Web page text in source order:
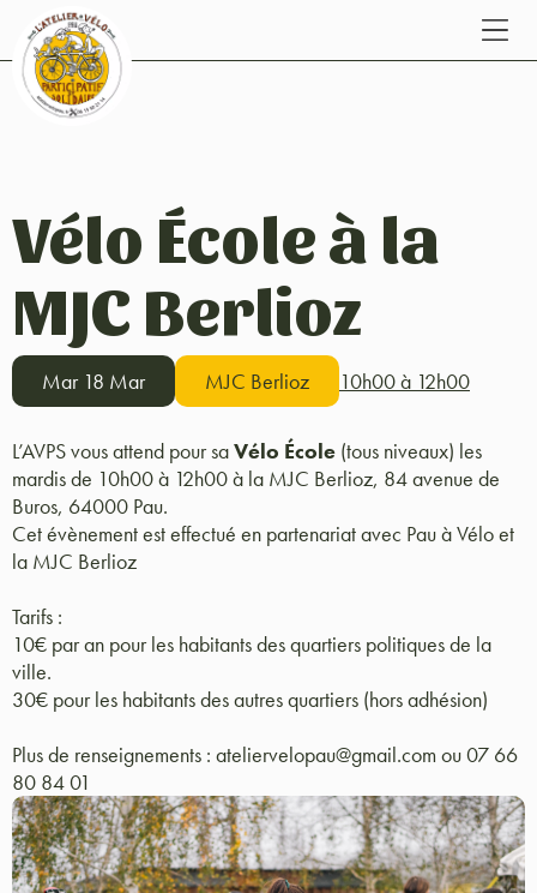
Vélo École à la
MJC Berlioz
Mar 18 Mar MJC Berlioz 10h00 à 12h00
L’AVPS vous attend pour saVélo École (tous niveaux) les
mardis de 10h00 à 12h00 à la MJC Berlioz, 84 avenue de
Buros, 64000 Pau.
Cet évènement est effectué en partenariat avec Pau à Vélo et
la MJC Berlioz
Tarifs :
10€ par an pour les habitants des quartiers politiques de la
ville.
30€ pour les habitants des autres quartiers (hors adhésion)
Plus de renseignements : ateliervelopau@gmail.com ou 07 66
80 84 01